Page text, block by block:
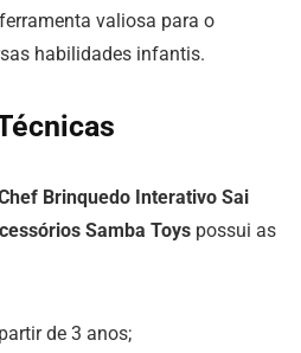
valiosa para o
habilidades infantis.
Brinquedo Interativo Sai
Samba Toys possui as
de 3 anos;